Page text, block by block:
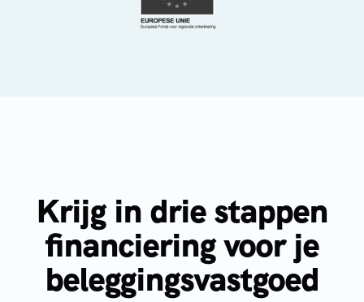
Krijg in drie stappen
financiering voor je
beleggingsvastgoed